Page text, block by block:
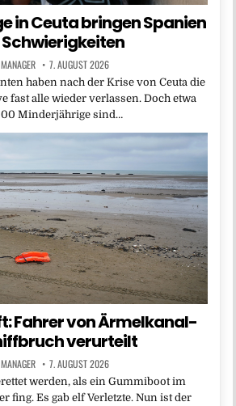
in Ceuta bringen Spanien
Schwierigkeiten
MANAGER 7. AUGUST 2026
haben nach der Krise von Ceuta die
fast alle wieder verlassen. Doch etwa
Minderjährige sind…
Fahrer von Ärmelkanal-
verurteilt
MANAGER 7. AUGUST 2026
werden, als ein Gummiboot im
fing. Es gab elf Verletzte. Nun ist der